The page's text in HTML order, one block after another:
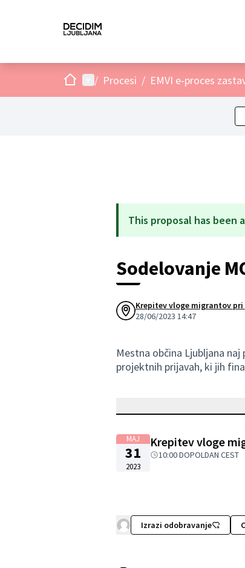
DomovMain menu
/ Procesi / EMVI e-proces
This proposal has been
Sodelovanje
Krepitev vloge migrantov
28/06/2023 14:47
Mestna občina Ljubljana
projektnih prijavah, ki jih
MAJ
31
2023
Krepitev vloge
10:00 DOPOLDAN CEST
Izrazi odobravanje